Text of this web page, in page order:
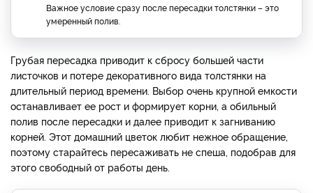
Важное условие сразу после пересадки толстянки – это
умеренный полив.
Грубая пересадка приводит к сбросу большей части
листочков и потере декоративного вида толстянки на
длительный период времени. Выбор очень крупной емкости
останавливает ее рост и формирует корни, а обильный
полив после пересадки и далее приводит к загниванию
корней. Этот домашний цветок любит нежное обращение,
поэтому старайтесь пересаживать не спеша, подобрав для
этого свободный от работы день.